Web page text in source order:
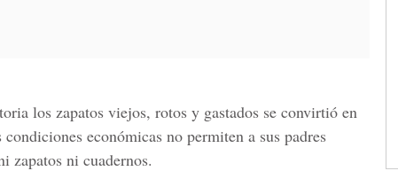
los zapatos viejos, rotos y gastados se convirtió en
económicas no permiten a sus padres
zapatos ni cuadernos.